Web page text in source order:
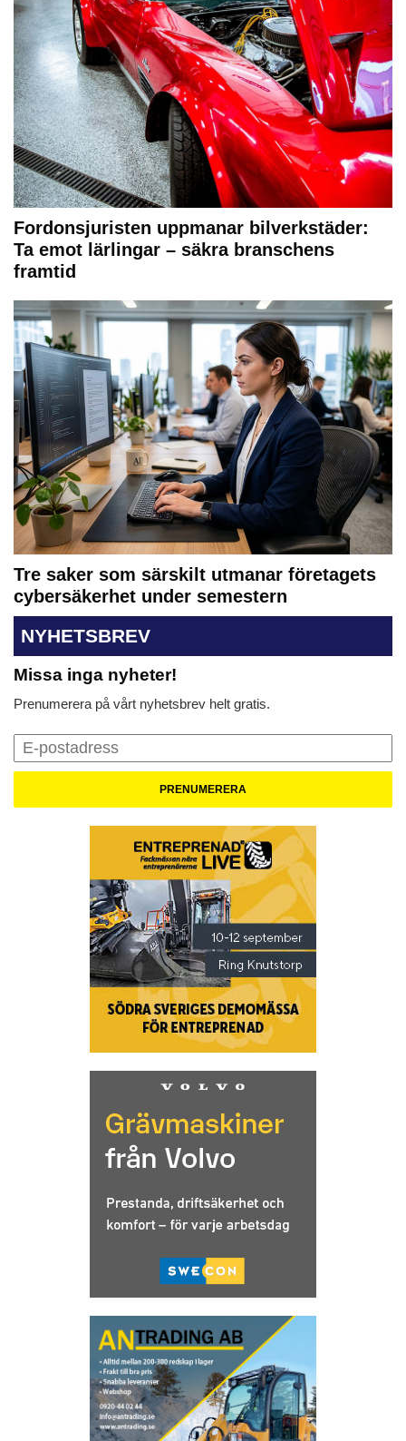
Fordonsjuristen uppmanar bilverkstäder:
Ta emot lärlingar – säkra branschens
framtid
Tre saker som särskilt utmanar företagets
cybersäkerhet under semestern
NYHETSBREV
Missa inga nyheter!
Prenumerera på vårt nyhetsbrev helt gratis.